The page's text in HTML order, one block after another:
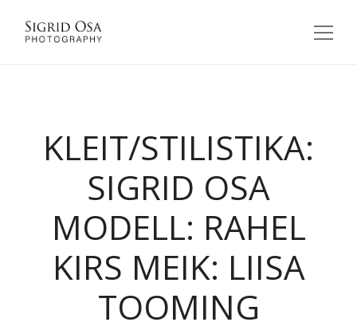
KLEIT/STILISTIKA:
SIGRID OSA
MODELL: RAHEL
KIRS MEIK: LIISA
TOOMING